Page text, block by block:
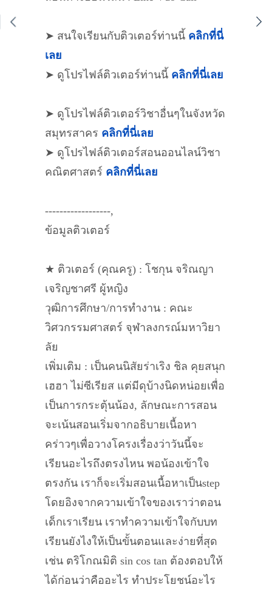
➤ สนใจเรียนกับติวเตอร์ท่านนี้ คลิกที่นี่
เลย
➤ ดูโปรไฟล์ติวเตอร์ท่านนี้ คลิกที่นี่เลย
➤ ดูโปรไฟล์ติวเตอร์วิชาอื่นๆในจังหวัด
สมุทรสาคร คลิกที่นี่เลย
➤ ดูโปรไฟล์ติวเตอร์สอนออนไลน์วิชา
คณิตศาสตร์ คลิกที่นี่เลย
------------------,
ข้อมูลติวเตอร์
★ ติวเตอร์ (คุณครู) : โชกุน จริณญา
เจริญชาศรี ผู้หญิง
วุฒิการศึกษา/การทำงาน : คณะ
วิศวกรรมศาสตร์ จุฬาลงกรณ์มหาวิยา
ลัย
เพิ่มเติม : เป็นคนนิสัยร่าเริง ชิล คุยสนุก
เฮฮา ไม่ซีเรียส แต่มีดุบ้างนิดหน่อยเพื่อ
เป็นการกระตุ้นน้อง, ลักษณะการสอน
จะเน้นสอนเริ่มจากอธิบายเนื้อหา
คร่าวๆเพื่อวางโครงเรื่องว่าวันนี้จะ
เรียนอะไรถึงตรงไหน พอน้องเข้าใจ
ตรงกัน เราก็จะเริ่มสอนเนื้อหาเป็นstep
โดยอิงจากความเข้าใจของเราว่าตอน
เด็กเราเรียน เราทำความเข้าใจกับบท
เรียนยังไงให้เป็นขั้นตอนและง่ายที่สุด
เช่น ตริโกณมิติ sin cos tan ต้องตอบให้
ได้ก่อนว่าคืออะไร ทำประโยชน์อะไร